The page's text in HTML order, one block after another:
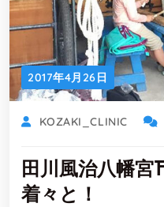
2017年4月26日
KOZAKI_CLINIC
田川風治八幡宮
着々と！